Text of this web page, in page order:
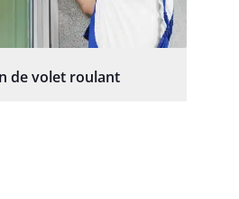
de volet roulant